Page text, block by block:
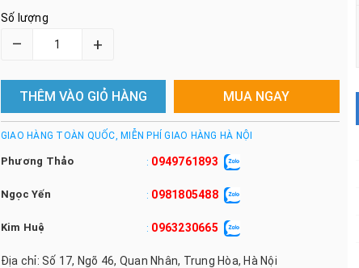
Số lượng
– +
THÊM VÀO GIỎ HÀNG MUA NGAY
GIAO HÀNG TOÀN QUỐC, MIỄN PHÍ GIAO HÀNG HÀ NỘI
Phương Thảo : 0949761893
Ngọc Yến : 0981805488
Kim Huệ : 0963230665
Địa chỉ: Số 17, Ngõ 46, Quan Nhân, Trung Hòa, Hà Nội